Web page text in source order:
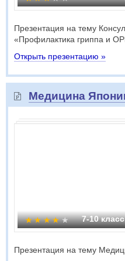
Презентация на тему
«Профилактика гриппа и
Открыть презентацию »
Медицина
7-10
Презентация на тему